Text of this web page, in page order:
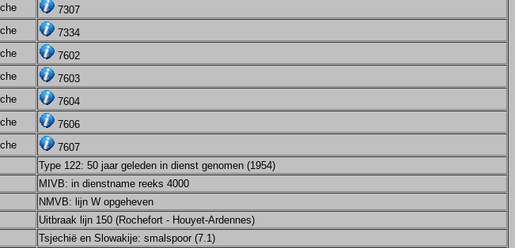
7307
7334
7602
7603
7604
7606
7607
Type 122: 50 jaar geleden in dienst genomen (1954)
MIVB: in dienstname reeks 4000
NMVB: lijn W opgeheven
Uitbraak lijn 150 (Rochefort - Houyet-Ardennes)
Tsjechië en Slowakije: smalspoor (7.1)